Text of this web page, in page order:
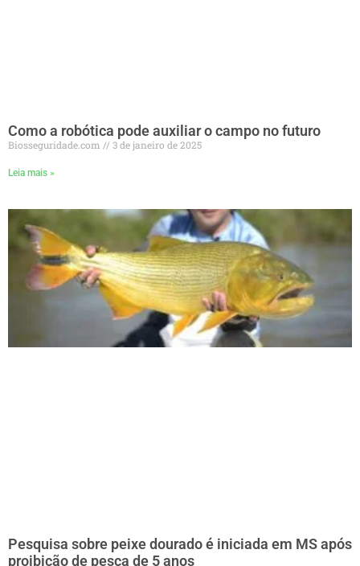
Como a robótica pode auxiliar o campo no futuro
Biosseguridade.com 3 de janeiro de 2025
Leia mais »
Pesquisa sobre peixe dourado é iniciada em MS após
proibição de pesca de 5 anos